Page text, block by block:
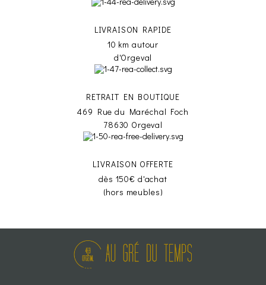
LIVRAISON RAPIDE
10 km autour
d'Orgeval
RETRAIT EN BOUTIQUE
469 Rue du Maréchal Foch
78630 Orgeval
LIVRAISON OFFERTE
dès 150€ d'achat
(hors meubles)